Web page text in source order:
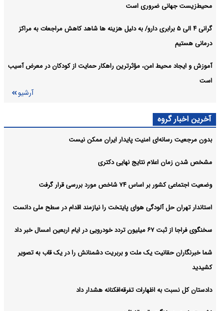
محیط‌زیست جهانی ضروری است
گرانی ۴ الی ۵ برابری دارو/ به دلیل هزینه ها شاهد کاهش مراجعات به مراکز
درمانی هستیم
آموزش و ایجاد محیط امن، مؤثرترین راهکار حمایت از کودکان در معرض آسیب
است
آرشیو
آخرین اخبار گروه
بدون مرجعیت رسانه‌ای امنیت پایدار ایران ممکن نیست
مشخص شدن زمان اعلام نتایج نهایی دکتری
وضعیت اجتماعی کشور بر اساس ۷۴ شاخص مورد بررسی قرار گرفت
استاندار تهران حل آلودگی هوای پایتخت را نیازمند اقدام در سطح ملی دانست
سخنگوی فراجا از ثبت ۶۷ میلیون تردد خودرویی در ایام اربعین امسال خبر داد
شما خبرنگاران حقانیت یک ملت و بربریت دشمنانش را در یک قاب به تصویر
کشیدید
دادستان کل نسبت به اظهارات تفرقه‌افکنانه هشدار داد